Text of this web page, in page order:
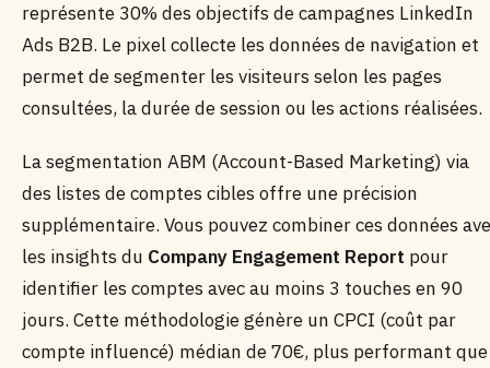
représente 30% des objectifs de campagnes LinkedIn
Ads B2B. Le pixel collecte les données de navigation et
permet de segmenter les visiteurs selon les pages
consultées, la durée de session ou les actions réalisées.
La segmentation ABM (Account-Based Marketing) via
des listes de comptes cibles offre une précision
supplémentaire. Vous pouvez combiner ces données
les insights du Company Engagement Report pour
identifier les comptes avec au moins 3 touches en 90
jours. Cette méthodologie génère un CPCI (coût par
compte influencé) médian de 70€, plus performant que